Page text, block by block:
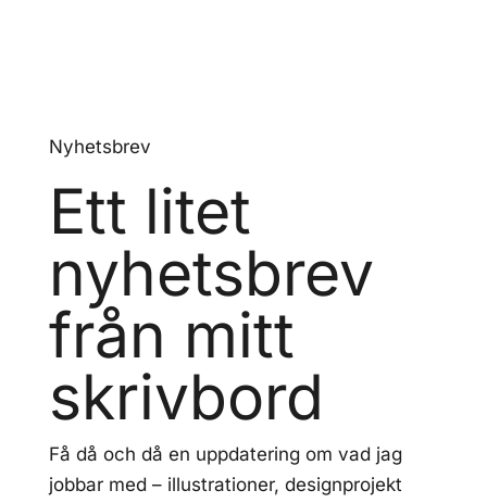
Nyhetsbrev
Ett litet
nyhetsbrev
från mitt
skrivbord
Få då och då en uppdatering om vad jag
jobbar med – illustrationer, designprojekt